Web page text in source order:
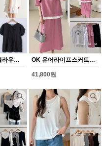
LY 리본핀탁줄블라우스(Y354H608) OK 유어라이프스커트세트(Y355H608)
41,800원